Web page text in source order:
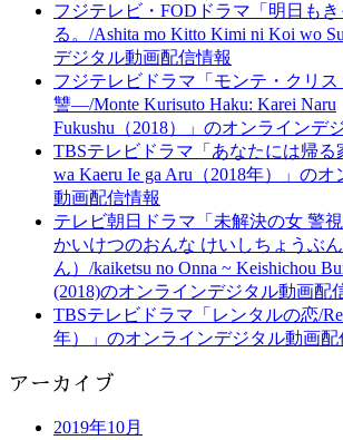
フジテレビ・FODドラマ「明日も
る。/Ashita mo Kitto Kimi ni Koi wo
デジタル動画配信情報
フジテレビドラマ「モンテ・クリ
讐―/Monte Kurisuto Haku: Karei Naru
Fukushu（2018）」のオンラインデ
TBSテレビドラマ「あなたには帰る
wa Kaeru Ie ga Aru（2018年）」の
動画配信情報
テレビ朝日ドラマ「未解決の女 警
かいけつのおんな けいしちょうぶ
ん）/kaiketsu no Onna ~ Keishichou
(2018)のオンラインデジタル動画配
TBSテレビドラマ「レンタルの恋/
年）」のオンラインデジタル動画配
アーカイブ
2019年10月